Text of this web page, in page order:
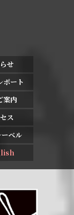
せ
ポート
案内
ス
ベル